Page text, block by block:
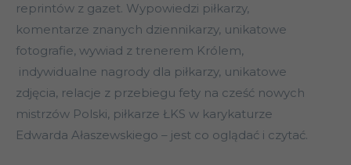
reprintów z gazet. Wypowiedzi piłkarzy,
komentarze znanych dziennikarzy, unikatowe
fotografie, wywiad z trenerem Królem,
indywidualne nagrody dla piłkarzy, unikatowe
zdjęcia, relacje z przebiegu fety na cześć nowych
mistrzów Polski, piłkarze ŁKS w karykaturze
Edwarda Ałaszewskiego – jest co oglądać i czytać.